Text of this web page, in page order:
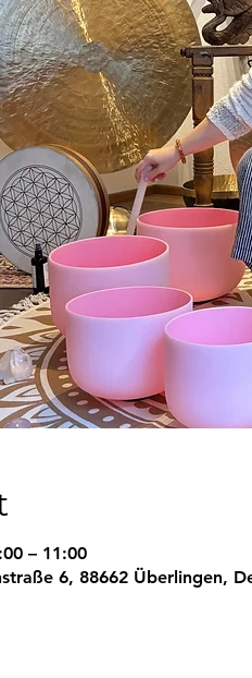
– 11:00
6, 88662 Überlingen,